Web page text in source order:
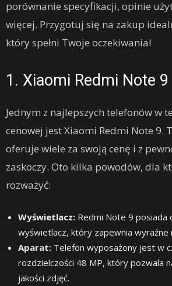
porównanie specyfikacji, opinie
więcej. Przygotuj się na zakup
który spełni Twoje oczekiwania!
1. Xiaomi Redmi Note 9
Jednym z najlepszych telefonów w
cenowej jest Xiaomi Redmi Note 9.
oferuje wiele za swoją cenę i z
zaskoczy. Oto kilka powodów, dla
rozważyć:
Wyświetlacz: Redmi Note 9 posiada
wyświetlacz, który zapewnia wyraźne
Aparat: Telefon wyposażony jest w
rozdzielczości 48 MP, który pozwala
jakości zdjęć.